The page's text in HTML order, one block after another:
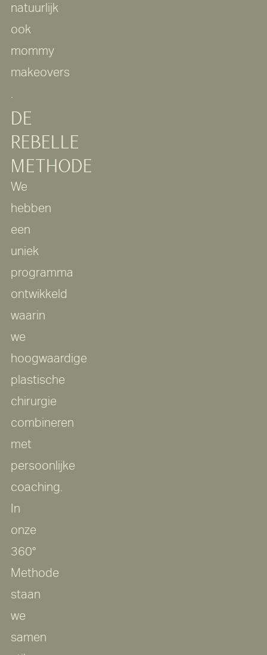
natuurlijk
ook
mommy
makeovers
.
DE
REBELLE
METHODE
We
hebben
een
uniek
programma
ontwikkeld
waarin
we
hoogwaardige
plastische
chirurgie
combineren
met
persoonlijke
coaching.
In
onze
360°
Methode
staan
we
samen